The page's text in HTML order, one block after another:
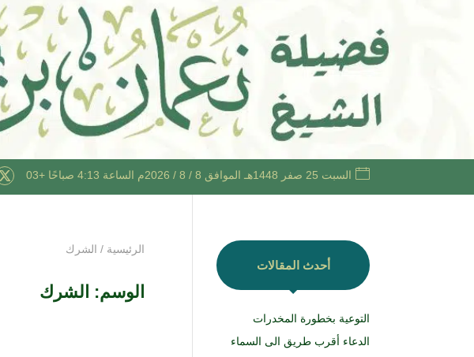
السبت 25 صفر 1448هـ الموافق 8 / 8 / 2026م الساعة 4:13 صباحًا +03
الرئيسية / الشرك
الوسم: الشرك
أحدث المقالات
التوعية بخطورة المخدرات
الدعاء أقرب طريق الى السماء